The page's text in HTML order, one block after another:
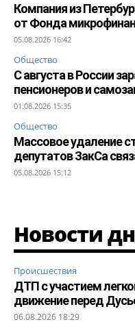
Компания из
от Фонда
05.08.2026 16:42
Общество
С августа в России
пенсионеров и
01.08.2026 15:35
Общество
Массовое удаление
депутатов ЗакСа
05.08.2026 15:12
Новости
Происшествия
ДТП с участием
движение перед
06.08.2026 18:29